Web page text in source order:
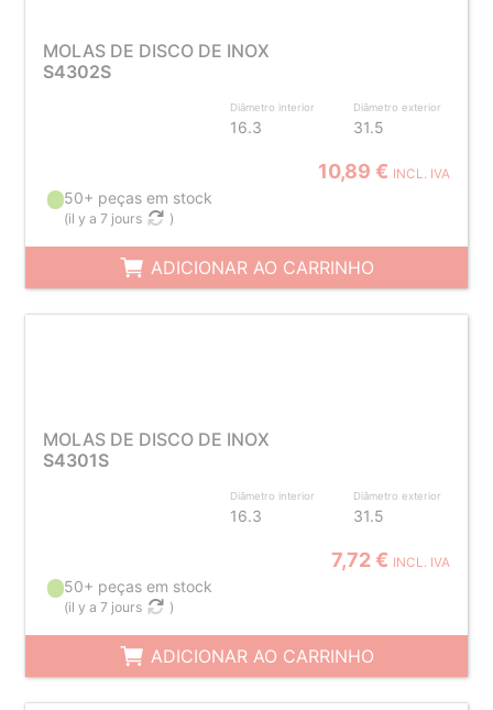
MOLAS DE DISCO DE INOX
S4302S
Diâmetro interior
16.3
Diâmetro exterior
31.5
10,89 € INCL. IVA
50+ peças em stock
(il y a 7 jours )
ADICIONAR AO CARRINHO
MOLAS DE DISCO DE INOX
S4301S
Diâmetro interior
16.3
Diâmetro exterior
31.5
7,72 € INCL. IVA
50+ peças em stock
(il y a 7 jours )
ADICIONAR AO CARRINHO